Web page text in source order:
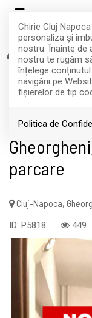
Chirie Cluj
personaliza și
nostru. Înainte de
nostru te rugăm
înțelege
navigării pe
fişierelor de tip
Politica de
Inchiriere
Acest
parcare
Cluj-Napoca,
ID: P5818 449